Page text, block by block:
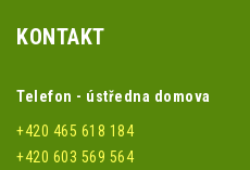
KONTAKT
Telefon - ústředna domova
+420 465 618 184
+420 603 569 564